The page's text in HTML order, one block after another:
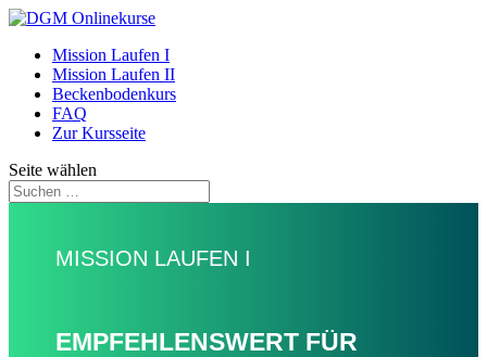
Mission Laufen I
Mission Laufen II
Beckenbodenkurs
FAQ
Zur Kursseite
Seite wählen
MISSION LAUFEN I
EMPFEHLENSWERT FÜR